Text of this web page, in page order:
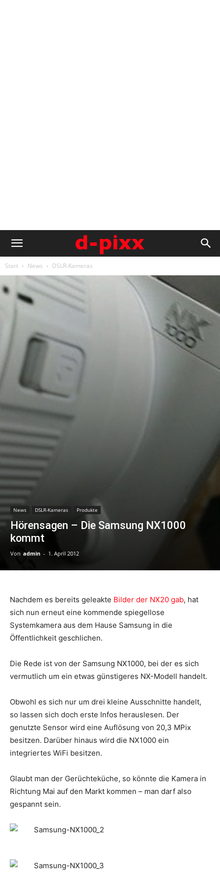
Start News DSLR-Kameras
News DSLR-Kameras Produkte
Hörensagen – Die Samsung NX1000
kommt
Von admin - 1. April 2012
Nachdem es bereits geleakte Bilder der NX20 gab, hat
sich nun erneut eine kommende spiegellose
Systemkamera aus dem Hause Samsung in die
Öffentlichkeit geschlichen.
Die Rede ist von der Samsung NX1000, bei der es sich
vermutlich um ein etwas günstigeres NX-Modell handelt.
Obwohl es sich nur um drei kleine Ausschnitte handelt,
so lassen sich doch erste Infos herauslesen. Der
genutzte Sensor wird eine Auflösung von 20,3 MPix
besitzen. Darüber hinaus wird die NX1000 ein
integriertes WiFi besitzen.
Glaubt man der Gerüchteküche, so könnte die Kamera in
Richtung Mai auf den Markt kommen – man darf also
gespannt sein.